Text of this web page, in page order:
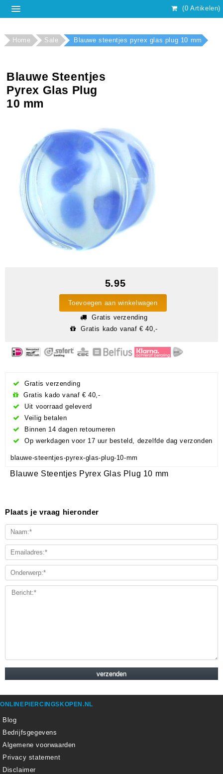
(0 Artikelen)
Home Sale Blauwe steentjes pyrex glas plug 10 mm
Blauwe Steentjes
Pyrex Glas Plug
10 mm
5.95
Toevoegen aan winkelwagen
Gratis verzending
Gratis kado vanaf € 40,-
Gratis verzending
Gratis kado vanaf € 40,-
Uit voorraad geleverd
Veilig betalen
Binnen 14 dagen retourneren
Op werkdagen voor 17 uur besteld, dezelfde dag verzonden
blauwe-steentjes-pyrex-glas-plug-10-mm
Blauwe Steentjes Pyrex Glas Plug 10 mm
Plaats je vraag hieronder
ONLINEPIERCINGSKOPEN.NL
Blog
Bedrijfsgegevens
Algemene voorwaarden
Privacy statement
Disclaimer